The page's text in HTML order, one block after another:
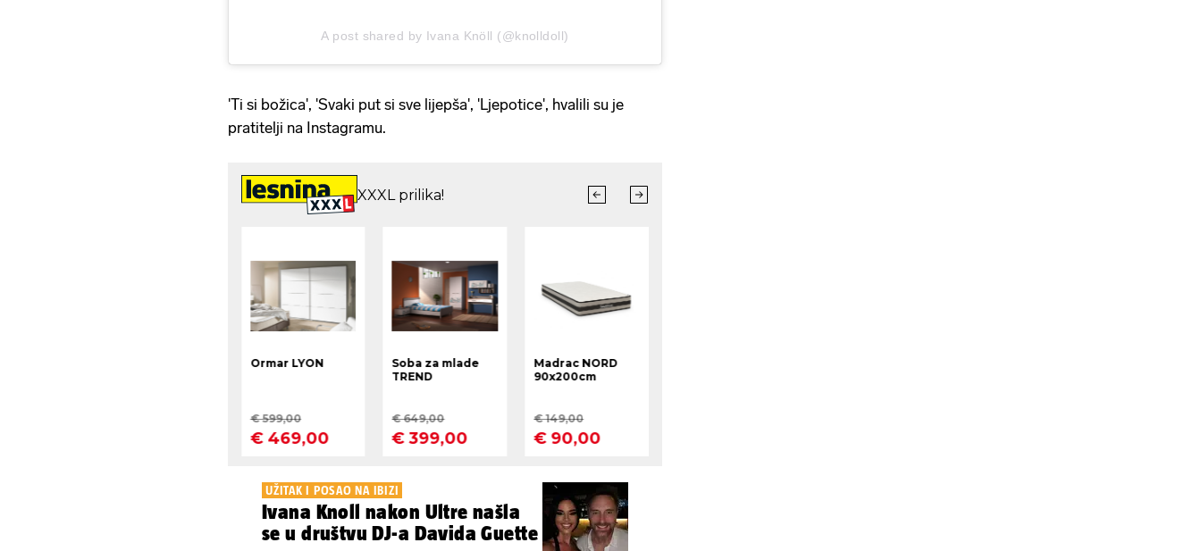
A post shared by Ivana Knöll (@knolldoll)
'Ti si božica', 'Svaki put si sve lijepša', 'Ljepotice', hvalili su je
pratitelji na Instagramu.
UŽITAK I POSAO NA IBIZI
Ivana Knoll nakon Ultre našla
se u društvu DJ-a Davida Guette